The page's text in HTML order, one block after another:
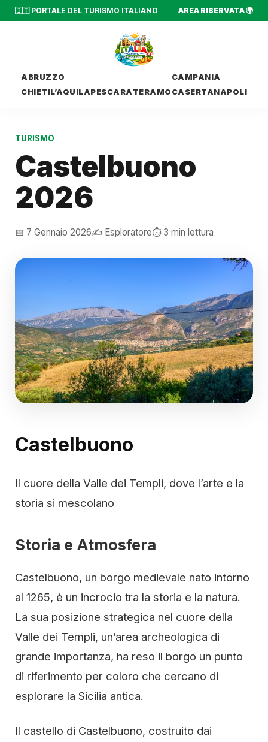
🇮🇹 PORTALE DEL TURISMO ITALIANO AREA RISERVATA 🌍
ABRUZZO
CHIETIL’AQUILAPESCARA TERAMO
CAMPANIA
CASERTANAPOLI
TURISMO
Castelbuono
2026
📅 7 Gennaio 2026✍️ Esploratore⏱️ 3 min lettura
Castelbuono
Il cuore della Valle dei Templi, dove l’arte e la
storia si mescolano
Storia e Atmosfera
Castelbuono, un borgo medievale nato intorno
al 1265, è un incrocio tra la storia e la natura.
La sua posizione strategica nel cuore della
Valle dei Templi, un’area archeologica di
grande importanza, ha reso il borgo un punto
di riferimento per coloro che cercano di
esplorare la Sicilia antica.
Il castello di Castelbuono, costruito dai